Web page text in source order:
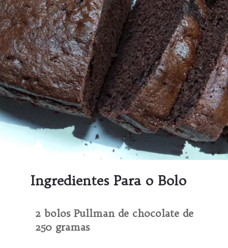
Ingredientes Para o Bolo
2 bolos Pullman de chocolate de
250 gramas